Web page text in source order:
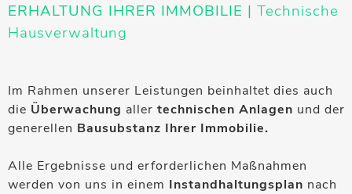
ERHALTUNG IHRER IMMOBILIE | Technische
Hausverwaltung
Im Rahmen unserer Leistungen beinhaltet dies auch
die Überwachung aller technischen Anlagen und der
generellen Bausubstanz Ihrer Immobilie.
Alle Ergebnisse und erforderlichen Maßnahmen
werden von uns in einem Instandhaltungsplan nach